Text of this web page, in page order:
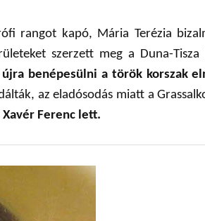
rangot kapó, Mária Terézia
szerzett meg a Duna-
benépesülni a török korszak
az eladósodás miatt a
Ferenc lett.